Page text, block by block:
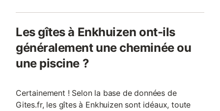
Les gîtes à Enkhuizen ont-ils
généralement une cheminée ou
une piscine ?
Certainement ! Selon la base de données de
Gites.fr, les gîtes à Enkhuizen sont idéaux, toute